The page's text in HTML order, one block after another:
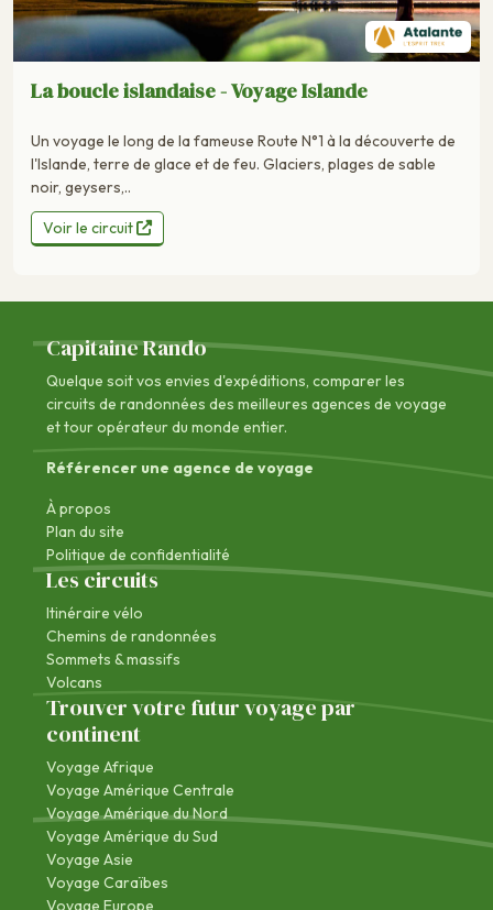
La boucle islandaise - Voyage Islande
Un voyage le long de la fameuse Route N°1 à la découverte de
l'Islande, terre de glace et de feu. Glaciers, plages de sable
noir, geysers,..
Voir le circuit
Capitaine Rando
Quelque soit vos envies d'expéditions, comparer les
circuits de randonnées des meilleures agences de voyage
et tour opérateur du monde entier.
Référencer une agence de voyage
À propos
Plan du site
Politique de confidentialité
Les circuits
Itinéraire vélo
Chemins de randonnées
Sommets & massifs
Volcans
Trouver votre futur voyage par
continent
Voyage Afrique
Voyage Amérique Centrale
Voyage Amérique du Nord
Voyage Amérique du Sud
Voyage Asie
Voyage Caraïbes
Voyage Europe